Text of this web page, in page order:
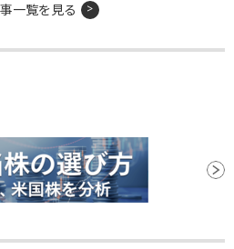
一覧を見る